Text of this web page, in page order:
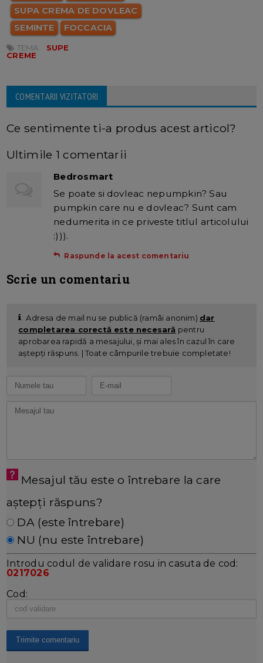
SUPA CREMA DE DOVLEAC
SEMINTE
FOCCACIA
TEMA:
SUPE
CREME
COMENTARII VIZITATORI
Ce sentimente ti-a produs acest articol?
Ultimile 1 comentarii
Bedrosmart
Se poate si dovleac nepumpkin? Sau
pumpkin care nu e dovleac? Sunt cam
nedumerita in ce priveste titlul articolului
:))).
Raspunde la acest comentariu
Scrie un comentariu
Adresa de mail nu se publică (ramâi anonim) dar
completarea corectă este necesară pentru
aprobarea rapidă a mesajului, și mai ales în cazul în care
aștepți răspuns. | Toate câmpurile trebuie completate!
Mesajul tău este o întrebare la care
aștepți răspuns?
DA (este întrebare)
NU (nu este întrebare)
Introdu codul de validare rosu in casuta de cod:
0217026
Cod: